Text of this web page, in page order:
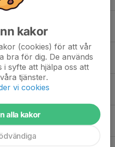
tid på söndag pga Regn
kakor
(cookies) för att vår
bra för dig. De används
syfte att hjälpa oss att
tjänster.
vi cookies
alla kakor